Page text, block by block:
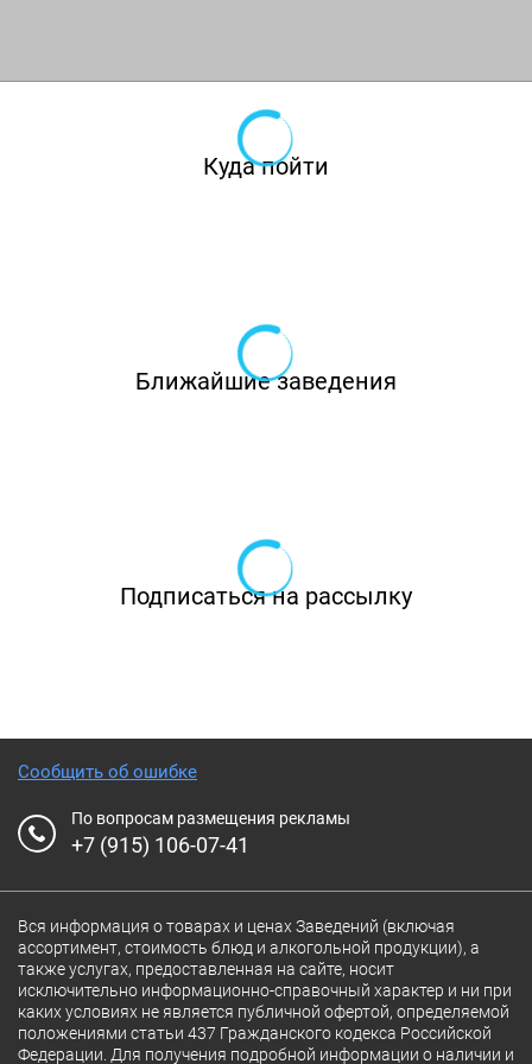
живыми растениями. Мебель сделана на
заказ, она тоже деревянная с кожаными
вставками, что смотрится весьма дорого и
Кафе «Готика» на Ангарской в Москве
детских праздников, а также доставку еды,
гриль, еду навынос, наличный и безналичный
готовят только из свежих и натуральных
ингредиентов. Здесь каждый найдёт для себя
угощение по вкусу и непременно останется
доволен качеством сервиса и
Куда пойти
Ближайшие заведения
Подписаться на рассылку
Сообщить об ошибке
По вопросам размещения рекламы
+7 (915) 106-07-41
Вся информация о товарах и ценах Заведений (включая
ассортимент, стоимость блюд и алкогольной продукции), а
также услугах, предоставленная на сайте, носит
исключительно информационно-справочный характер и ни при
каких условиях не является публичной офертой, определяемой
положениями статьи 437 Гражданского кодекса Российской
Федерации. Для получения подробной информации о наличии и